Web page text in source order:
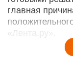
главная
«Лента.ру».